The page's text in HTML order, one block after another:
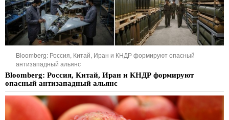
Bloomberg: Россия, Китай, Иран и КНДР формируют опасный
антизападный альянс
Bloomberg: Россия, Китай, Иран и КНДР формируют
опасный антизападный альянс